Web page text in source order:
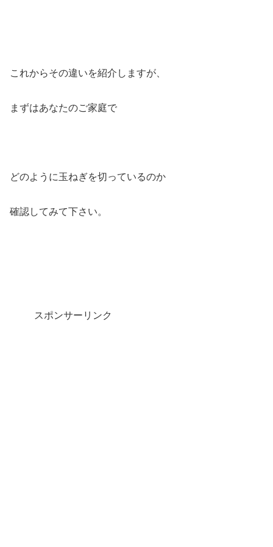
これからその違いを紹介しますが、
まずはあなたのご家庭で
どのように玉ねぎを切っているのか
確認してみて下さい。
スポンサーリンク